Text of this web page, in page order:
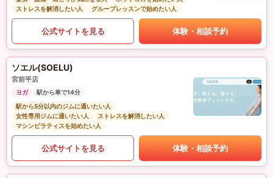
ストレスを解消したい人
グループレッスンで始めたい人
公式サイトを見る 体験・相談予約
ソエル(SOELU)
宮前平店
ヨガ
駅から車で14分
駅から5分以内のジムに通いたい人
女性専用ジムに通いたい人
ストレスを解消したい人
マシンピラティスを始めたい人
公式サイトを見る 体験・相談予約